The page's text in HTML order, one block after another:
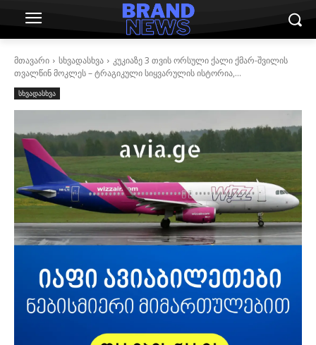
მთავარი სხვადასხვა
კუკიაზე 3 თვის ორსული ქალი ქმარ-შვილის
თვალწინ მოკლეს – ტრაგიკული სიყვარულის ისტორია,...
სხვადასხვა